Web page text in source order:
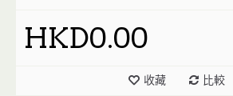
HKD0.00
收藏 比較